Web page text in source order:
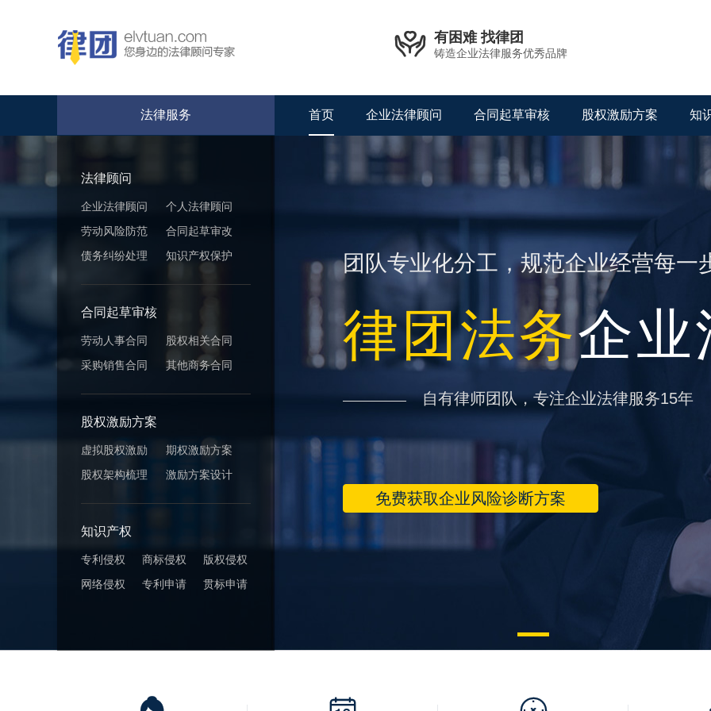
 有困难 找律团
铸造企业法律服务优秀品牌
法律服务 首页 企业法律顾问 合同起草审核 股权激励方案 知
团队专业化分工，规范企业经营每一
律团法务企业
自有律师团队，专注企业法律服务15年
免费获取企业风险诊断方案
法律顾问
企业法律顾问
个人法律顾问
劳动风险防范
合同起草审改
债务纠纷处理
知识产权保护
合同起草审核
劳动人事合同
股权相关合同
采购销售合同
其他商务合同
股权激励方案
虚拟股权激励
期权激励方案
股权架构梳理
激励方案设计
知识产权
专利侵权 商标侵权
版权侵权
网络侵权
专利申请 贯标申请